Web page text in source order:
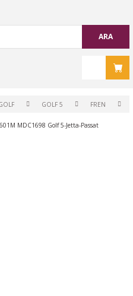
ARA
GOLF 5 FREN